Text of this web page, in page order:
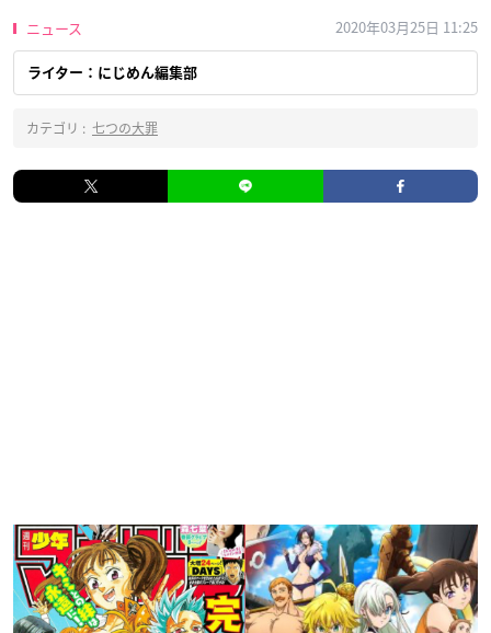
ニュース 2020年03月25日 11:25
ライター：にじめん編集部
カテゴリ : 七つの大罪